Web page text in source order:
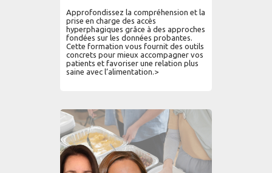
Approfondissez la compréhension et la
prise en charge des accès
hyperphagiques grâce à des approches
fondées sur les données probantes.
Cette formation vous fournit des outils
concrets pour mieux accompagner vos
patients et favoriser une relation plus
saine avec l’alimentation.>
AJOUTER AU PANIER LIRE PLUS...